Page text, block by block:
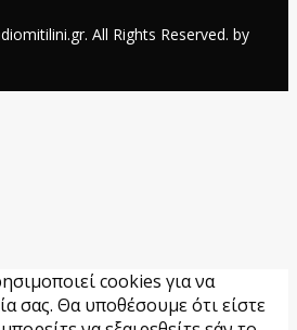
All Rights Reserved. by
cookies για να
σας. Θα υποθέσουμε ότι είστε